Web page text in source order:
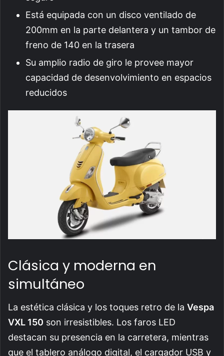
Está equipada con un disco ventilado de
200mm en la parte delantera y un tambor de
freno de 140 en la trasera
Su amplio radio de giro le provee mayor
capacidad de desenvolvimiento en espacios
reducidos
Clásica y moderna en
simultáneo
La estética clásica y los toques retro de la Vespa
VXL 150 son irresistibles. Los faros LED
destacan su presencia en la carretera, mientras
que el tablero análogo digital, el cargador USB y